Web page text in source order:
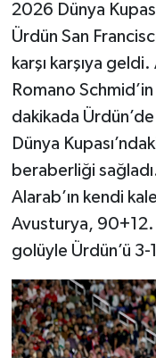
2026 Dünya
Ürdün San
karşı karşıya
Romano
dakikada
Dünya
beraberliği
Alarab’ın kendi
Avusturya, 90+12.
golüyle Ürdün’ü